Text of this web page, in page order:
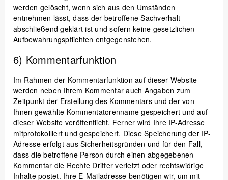
werden gelöscht, wenn sich aus den Umständen
entnehmen lässt, dass der betroffene Sachverhalt
abschließend geklärt ist und sofern keine gesetzlichen
Aufbewahrungspflichten entgegenstehen.
6) Kommentarfunktion
Im Rahmen der Kommentarfunktion auf dieser Website
werden neben Ihrem Kommentar auch Angaben zum
Zeitpunkt der Erstellung des Kommentars und der von
Ihnen gewählte Kommentatorenname gespeichert und auf
dieser Website veröffentlicht. Ferner wird Ihre IP-Adresse
mitprotokolliert und gespeichert. Diese Speicherung der IP-
Adresse erfolgt aus Sicherheitsgründen und für den Fall,
dass die betroffene Person durch einen abgegebenen
Kommentar die Rechte Dritter verletzt oder rechtswidrige
Inhalte postet. Ihre E-Mailadresse benötigen wir, um mit